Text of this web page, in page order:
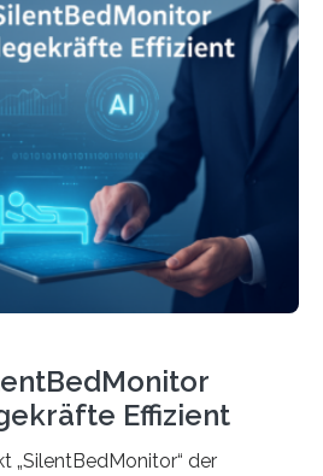
Effizient
„SilentBedMonitor“ der